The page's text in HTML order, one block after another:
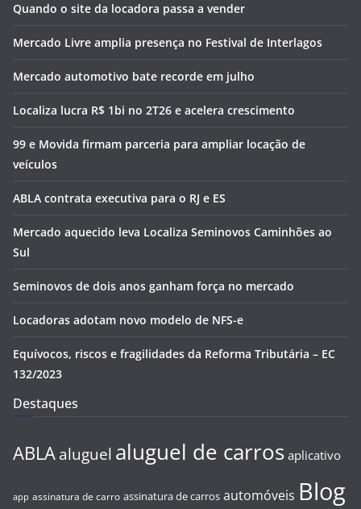
Quando o site da locadora passa a vender
Mercado Livre amplia presença no Festival de Interlagos
Mercado automotivo bate recorde em julho
Localiza lucra R$ 1bi no 2T26 e acelera crescimento
99 e Movida firmam parceria para ampliar locação de
veículos
ABLA contrata executiva para o RJ e ES
Mercado aquecido leva Localiza Seminovos Caminhões ao
Sul
Seminovos de dois anos ganham força no mercado
Locadoras adotam novo modelo de NFS-e
Equívocos, riscos e fragilidades da Reforma Tributária – EC
132/2023
Destaques
ABLA aluguel aluguel de carros aplicativo
app assinatura de carro assinatura de carros automóveis Blog